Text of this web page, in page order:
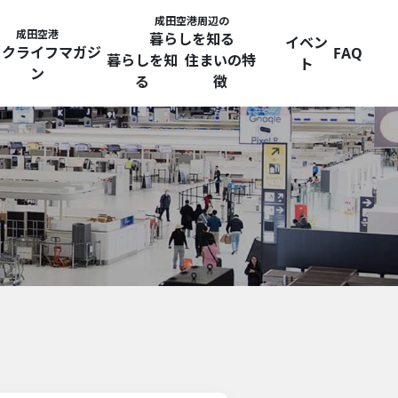
成田空港
ライフマガジ
ン
成田空港周辺の
暮らしを知る
暮らしを知
る
住まいの特
徴
イベン
ト
FAQ